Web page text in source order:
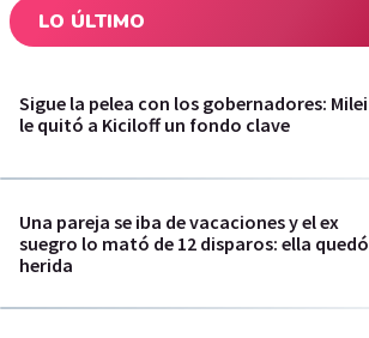
LO ÚLTIMO
Sigue la pelea con los gobernadores: Milei
le quitó a Kiciloff un fondo clave
Una pareja se iba de vacaciones y el ex
suegro lo mató de 12 disparos: ella quedó
herida